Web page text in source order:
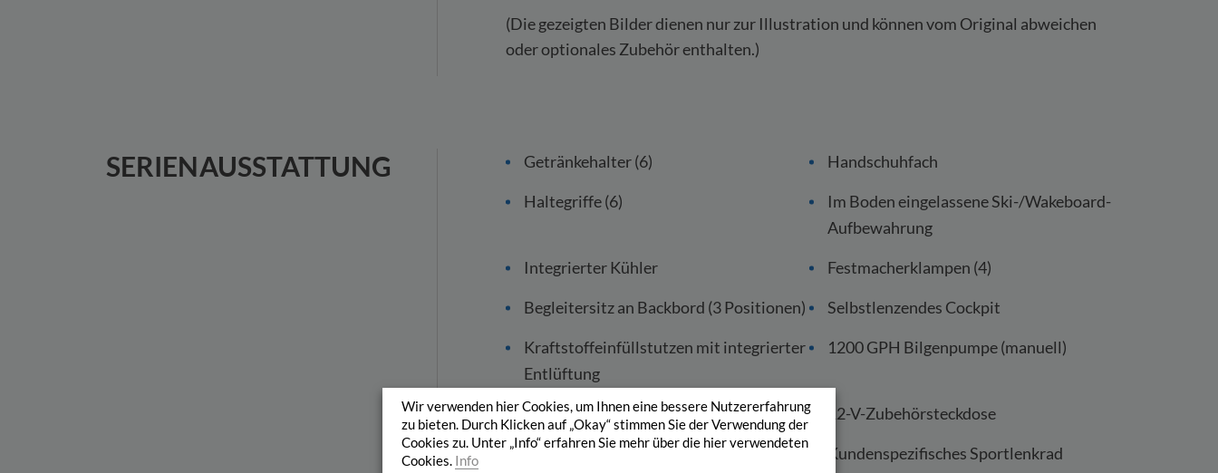
(Die gezeigten Bilder dienen nur zur Illustration und können vom Original abweichen
oder optionales Zubehör enthalten.)
SERIENAUSSTATTUNG Getränkehalter (6)
Handschuhfach
Haltegriffe (6)
Im Boden eingelassene Ski-/Wakeboard-
Aufbewahrung
Integrierter Kühler
Festmacherklampen (4)
Begleitersitz an Backbord (3 Positionen)
Selbstlenzendes Cockpit
Kraftstoffeinfüllstutzen mit integrierter
Entlüftung
1200 GPH Bilgenpumpe (manuell)
Batterieschalter
12-V-Zubehörsteckdose
12V Hupe
Kundenspezifisches Sportlenkrad
Wir verwenden hier Cookies, um Ihnen eine bessere Nutzererfahrung
zu bieten. Durch Klicken auf „Okay“ stimmen Sie der Verwendung der
Cookies zu. Unter „Info“ erfahren Sie mehr über die hier verwendeten
Cookies. Info